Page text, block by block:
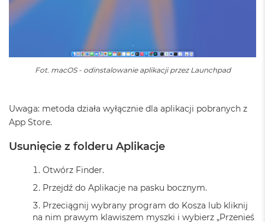
M
o
k
r
o
M
B
o
Fot. macOS - odinstalowanie aplikacji przez Launchpad
Uwaga: metoda działa wyłącznie dla aplikacji pobranych z
App Store.
Usunięcie z folderu Aplikacje
Otwórz Finder.
Przejdź do Aplikacje na pasku bocznym.
Przeciągnij wybrany program do Kosza lub kliknij
na nim prawym klawiszem myszki i wybierz „Przenieś